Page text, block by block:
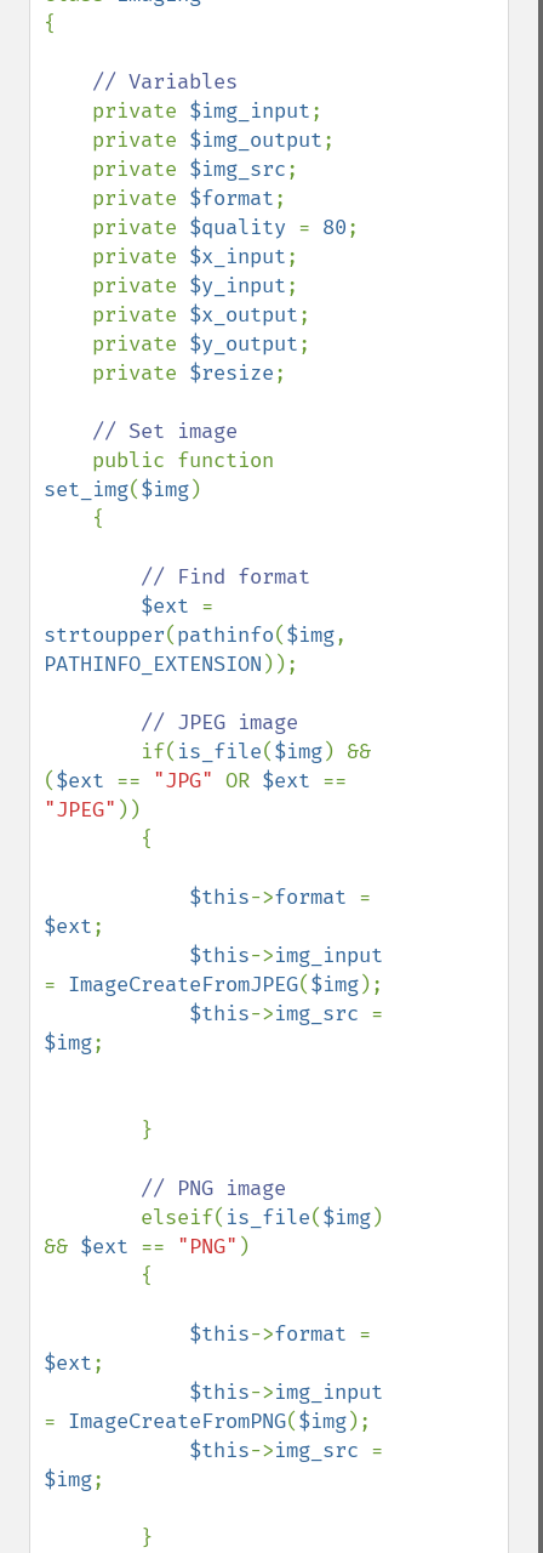
{
// Variables
private $img_input;
    private
$img_output;
    private
$img_src;
    private
$format;
    private
$quality = 80;
    private
$x_input;
    private
$y_input;
    private
$x_output;
    private
$y_output;
    private
$resize;
// Set image
set_img($img)
// Find format
$ext
strtoupper(pathinfo($img
PATHINFO_EXTENSION ));
// JPEG image
if( is_file($img) &&
($ext == "JPG" OR $ext
"JPEG" ))
$this->format
$ext;
$this->
= ImageCreateFromJPEG($img);
$this->img_src
$img;
// PNG image
elseif( is_file($img)
&& $ext == "PNG" )
$this->format
$ext;
$this->
= ImageCreateFromPNG($img);
$this->img_src
$img;